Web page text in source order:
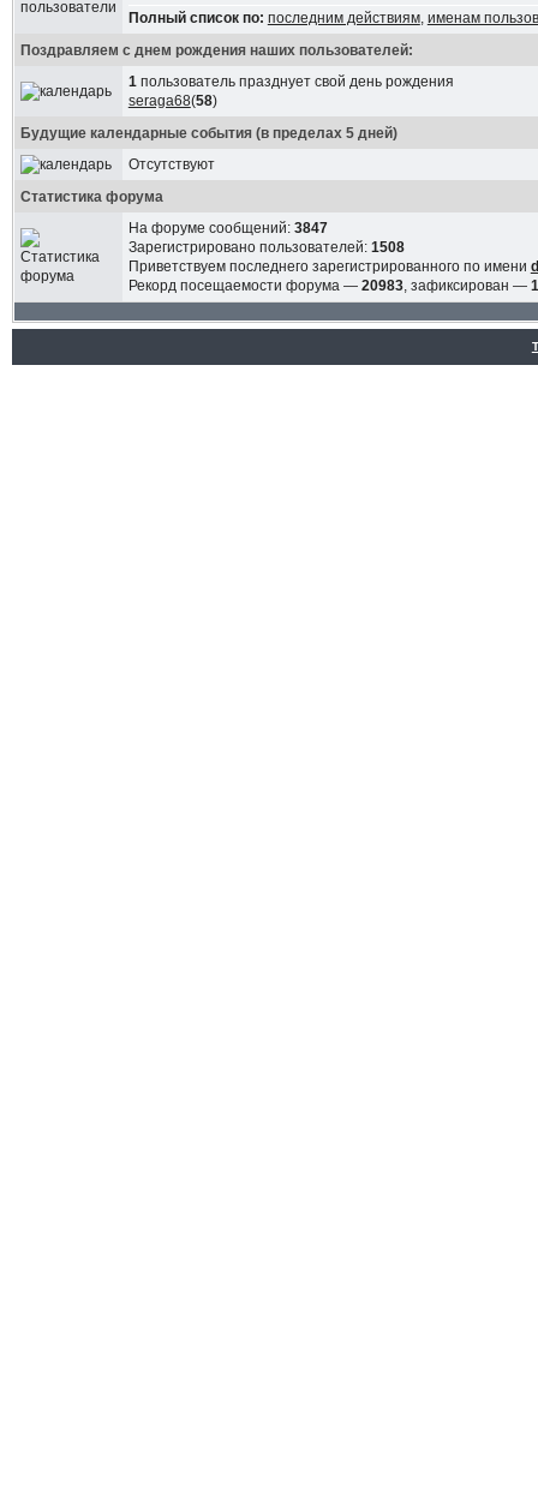
Полный список по: последним действиям, именам
Поздравляем с днем рождения наших пользователей:
1пользователь празднует свой день рождения
seraga68(58)
Будущие календарные события (в пределах 5 дней)
Отсутствуют
Статистика форума
На форуме сообщений: 3847
Зарегистрировано пользователей: 1508
Приветствуем последнего зарегистрированного по имени
Рекорд посещаемости форума — 20983, зафиксирован —